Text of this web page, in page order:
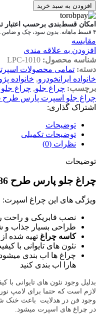
افزودن به سبد خرید
امکان قسط‌بندی برحسب اعتبار
۴ قسط ماهانه. بدون سود، چک و ضامن.
مقایسه
افزودن به علاقه مندی
شناسه محصول: LPC-1010
دسته: تمامی محصولات
خانواده ایرانخودرو, خانواده
برچسب: چراغ جلو, چراغ
چراغ جلو اسپرت پارس طرح GT86
اشتراک گذاری:
توضیحات
توضیحات تکمیلی
نظرات (0)
توضیحات
چراغ جلو پارس طرح GT86
ویژگی های این چراغ اسپرت:
نصب فابریکی و راحت
طراحی بسیار جذاب و
کاسه چراغ تهیه شده
نئون های تایوانی با
چراغ ها اب بندی
هارا اب بندی کنید
بدلیل وجود نئون های تایوانی با
لازم است که حتما برای لامپ نور
وجود فن در هدلایت باعث خنک
در چراغ های اسپرت میشود.